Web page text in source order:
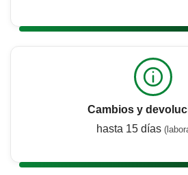
Cambios y
hasta 15 días